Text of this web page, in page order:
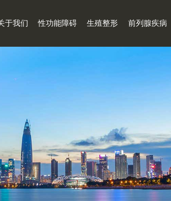
于我们 性功能障碍 生殖整形 前列腺疾病